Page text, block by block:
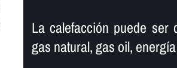
La calefacción puede ser
gas natural, gas oil,